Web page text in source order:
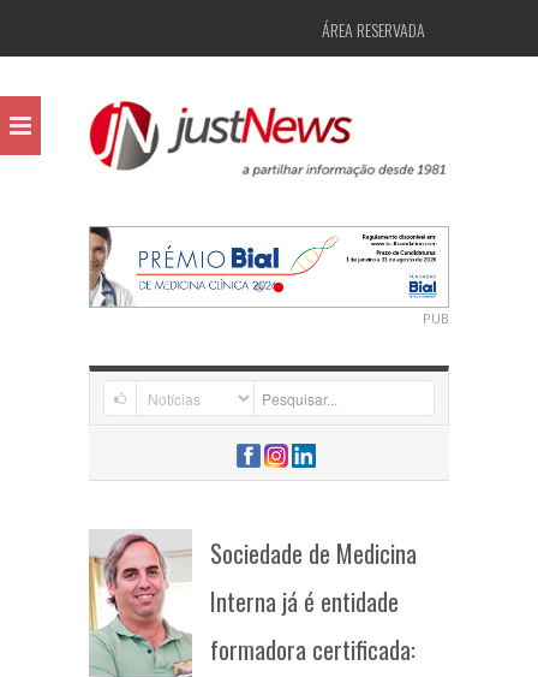
ÁREA RESERVADA
PUB
Sociedade de Medicina
Interna já é entidade
formadora certificada: